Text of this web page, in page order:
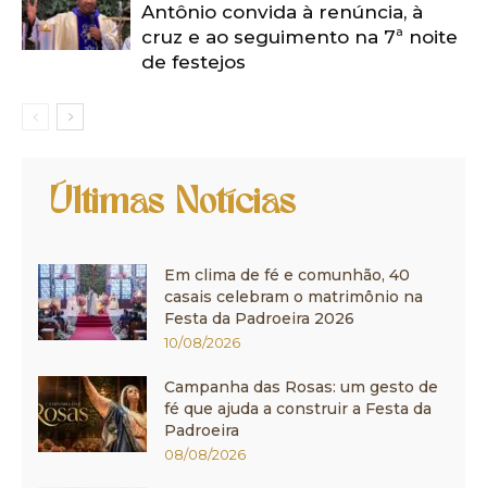
Antônio convida à renúncia, à
cruz e ao seguimento na 7ª noite
de festejos
Últimas Notícias
Em clima de fé e comunhão, 40
casais celebram o matrimônio na
Festa da Padroeira 2026
10/08/2026
Campanha das Rosas: um gesto de
fé que ajuda a construir a Festa da
Padroeira
08/08/2026